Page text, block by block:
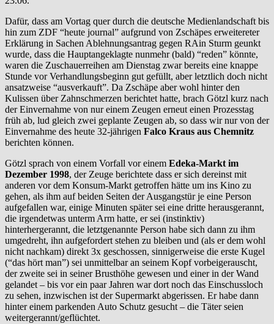
Dafür, dass am Vortag quer durch die deutsche Medienlandschaft bis
hin zum ZDF “heute journal” aufgrund von Zschäpes erweitereter
Erklärung in Sachen Ablehnungsantrag gegen RAin Sturm geunkt
wurde, dass die Hauptangeklagte nunmehr (bald) “reden” könnte,
waren die Zuschauerreihen am Dienstag zwar bereits eine knappe
Stunde vor Verhandlungsbeginn gut gefüllt, aber letztlich doch nicht
ansatzweise “ausverkauft”. Da Zschäpe aber wohl hinter den
Kulissen über Zahnschmerzen berichtet hatte, brach Götzl kurz nach
der Einvernahme von nur einem Zeugen erneut einen Prozesstag
früh ab, lud gleich zwei geplante Zeugen ab, so dass wir nur von der
Einvernahme des heute 32-jährigen Falco Kraus aus Chemnitz
berichten können.
Götzl sprach von einem Vorfall vor einem Edeka-Markt im
Dezember 1998, der Zeuge berichtete dass er sich dereinst mit
anderen vor dem Konsum-Markt getroffen hätte um ins Kino zu
gehen, als ihm auf beiden Seiten der Ausgangstür je eine Person
aufgefallen war, einige Minuten später sei eine dritte herausgerannt,
die irgendetwas unterm Arm hatte, er sei (instinktiv)
hinterhergerannt, die letztgenannte Person habe sich dann zu ihm
umgedreht, ihn aufgefordert stehen zu bleiben und (als er dem wohl
nicht nachkam) direkt 3x geschossen, sinnigerweise die erste Kugel
(“das hört man”) sei unmittelbar an seinem Kopf vorbeigerauscht,
der zweite sei in seiner Brusthöhe gewesen und einer in der Wand
gelandet – bis vor ein paar Jahren war dort noch das Einschussloch
zu sehen, inzwischen ist der Supermarkt abgerissen. Er habe dann
hinter einem parkenden Auto Schutz gesucht – die Täter seien
weitergerannt/geflüchtet.